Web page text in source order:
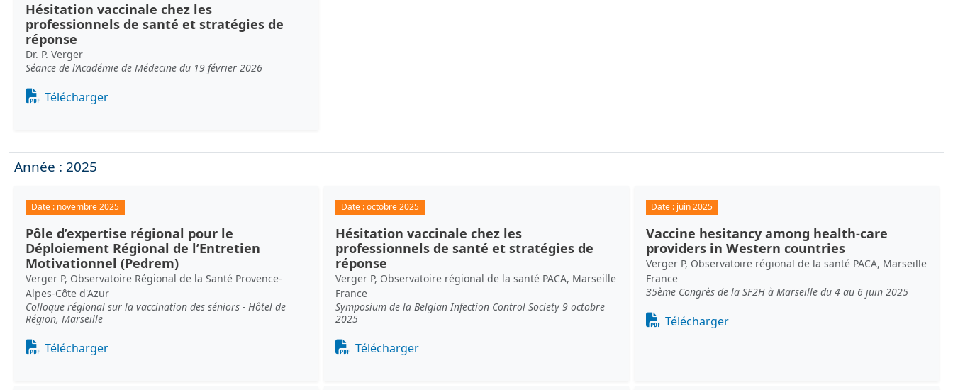
Hésitation vaccinale chez les
professionnels de santé et stratégies de
réponse
Dr. P. Verger
Séance de l’Académie de Médecine du 19 février 2026
Document
Télécharger
Année : 2025
Date : novembre 2025
Pôle d’expertise régional pour le
Déploiement Régional de l’Entretien
Motivationnel (Pedrem)
Verger P, Observatoire Régional de la Santé Provence-
Alpes-Côte d'Azur
Colloque régional sur la vaccination des séniors - Hôtel de
Région, Marseille
Document
Télécharger
Date :octobre 2025
Hésitation vaccinale chez les
professionnels de santé et stratégies de
réponse
Verger P, Observatoire régional de la santé PACA, Marseille
France
Symposium de la Belgian Infection Control Society 9 octobre
2025
Document
Télécharger
Date : juin 2025
Vaccine hesitancy among health-care
providers in Western countries
Verger P, Observatoire régional de la santé PACA, Marseille
France
35ème Congrès de la SF2H à Marseille du 4 au 6 juin 2025
Document
Télécharger